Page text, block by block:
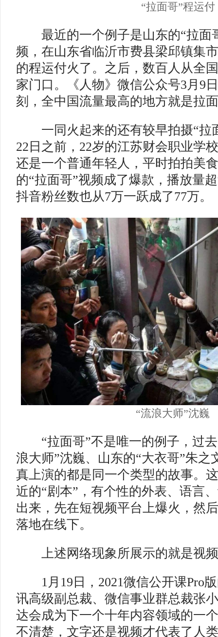
“拉面哥”程运付
最近的一个例子是山东的“拉面
频，在山东省临沂市费县梁邱镇集
的程运付火了。之后，数百人从全
家门口。《人物》微信公众号3月9
刻，全中国流量最高的地方就是拉
一同火起来的还有较早拍摄“拉
22日之前，22岁的江苏财会职业学
还是一个普通年轻人，平时拍拍美
的“拉面哥”视频成了爆款，播放量
抖音粉丝数也从7万一跃成了77万。
“流浪大师”沈
“拉面哥”不是唯一的例子，过
浪大师”沈巍、山东的“大衣哥”朱之
真上演的都是同一个类型的故事。
近的“剧本”，有个性的外表、语言
出来，先在短视频平台上爆火，然
落地在线下。
上述网络现象所展示的就是视
1月19日，2021微信公开课Pro
讯高级副总裁、微信事业群总裁张
达会成为下一个十年内容领域的一
不清楚，文字还是视频才代表了人